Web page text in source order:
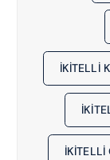
İKITELLI